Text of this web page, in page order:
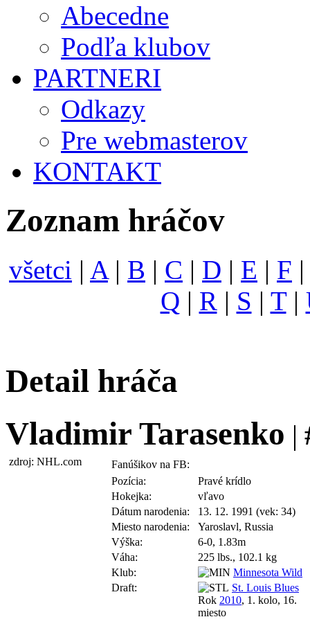
Abecedne
Podľa klubov
PARTNERI
Odkazy
Pre webmasterov
KONTAKT
Zoznam hráčov
všetci | A| B | C | D | E | F
Q | R| S | T|
Detail hráča
Vladimir Tarasenko |
zdroj: NHL.com
Fanúšikov na FB:
Pozícia:
Pravé krídlo
Hokejka:
vľavo
Dátum narodenia:
13. 12. 1991 (vek: 34)
Miesto narodenia:
Yaroslavl, Russia
Výška:
6-0, 1.83m
Váha:
225 lbs., 102.1 kg
Klub:
Minnesota Wild
Draft:
St. Louis Blues
Rok 2010, 1. kolo, 16.
miesto